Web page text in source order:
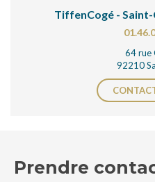
TiffenCogé -
64 rue
92210
Prendre